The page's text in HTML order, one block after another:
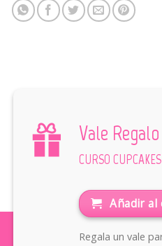
Vale Regalo
CURSO
Añadir al
Regala un vale